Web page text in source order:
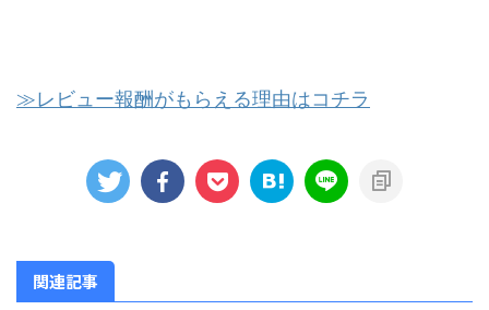
≫レビュー報酬がもらえる理由はコチラ
関連記事